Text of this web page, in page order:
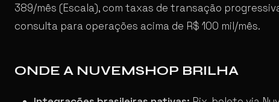
389/mês (Escala), com taxas de transação
consulta para operações acima de R$ 100 mil/mês.
ONDE A NUVEMSHOP BRILHA